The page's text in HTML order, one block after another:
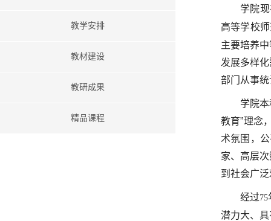
教学安排
教材建设
教研成果
精品课程
学院
高等学校
主要培养
发展多样
部门从事
学院
教育”理念
术氛围，
家、高层
到社会广
经过75
潜力大、